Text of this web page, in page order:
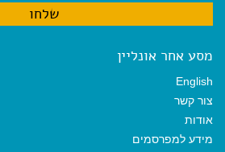
מסע אחר אונליין
English
צור קשר
אודות
מידע למפרסמים